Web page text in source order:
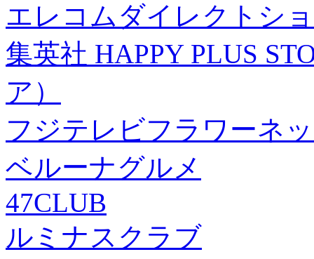
エレコムダイレクトシ
集英社 HAPPY PLUS
ア）
フジテレビフラワーネ
ベルーナグルメ
47CLUB
ルミナスクラブ